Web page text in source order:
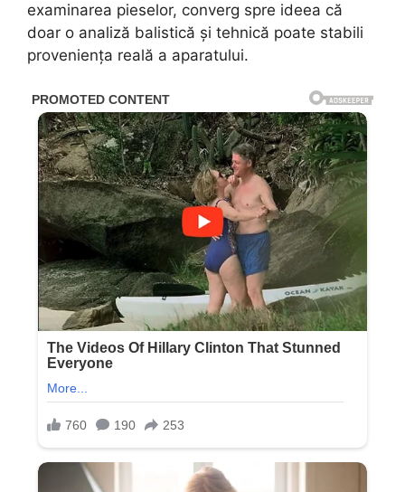
examinarea pieselor, converg spre ideea că
doar o analiză balistică și tehnică poate stabili
proveniența reală a aparatului.